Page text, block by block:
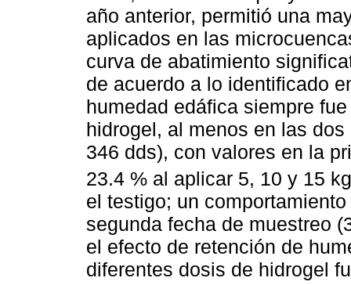
año anterior, permitió una
aplicados en las
curva de abatimiento
de acuerdo a lo identificado
humedad edáfica siempre
hidrogel, al menos en las
346 dds), con valores en la
23.4 % al aplicar 5, 10 y 15
el testigo; un
segunda fecha de muestreo
el efecto de retención de
diferentes dosis de hidrogel